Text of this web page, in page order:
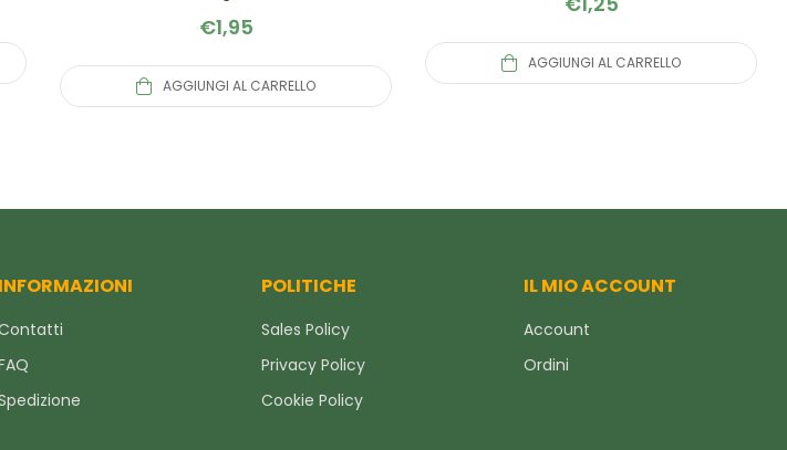
€1,95
AGGIUNGI AL CARRELLO
AGGIUNGI AL CARRELLO
INFORMAZIONI POLITICHE
Sales Policy
Privacy Policy
Cookie Policy
IL MIO ACCOUNT
Account
Ordini